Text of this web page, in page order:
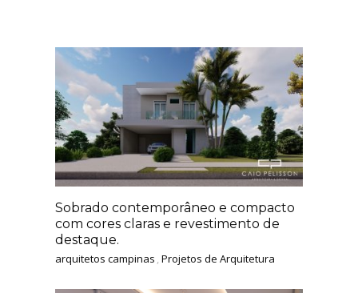
Sobrado contemporâneo e compacto
com cores claras e revestimento de
destaque.
arquitetos campinas , Projetos de Arquitetura